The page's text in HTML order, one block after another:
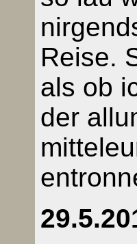
Reise.
als ob
der